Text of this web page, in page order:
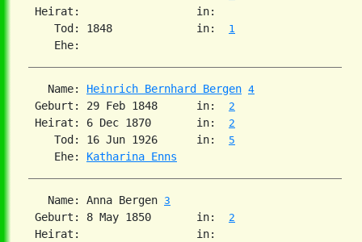
Heirat:                  in:
    Tod: 1848             in:
1
   Name:
Heinrich Bernhard Bergen 4
Geburt: 29 Feb 1848      in: 2
Heirat: 6 Dec 1870       in: 2
    Tod: 16 Jun 1926      in:
5
    Ehe:
Katharina Enns
   Name: Anna Bergen
3
Geburt: 8 May 1850       in: 2
Heirat:                  in: